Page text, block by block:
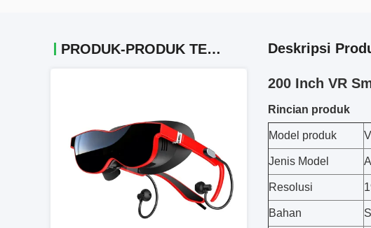
PRODUK-PRODUK TERKAIT Deskripsi
200 Inch VR
Rincian produk
Model produk
Jenis Model
Resolusi
Bahan